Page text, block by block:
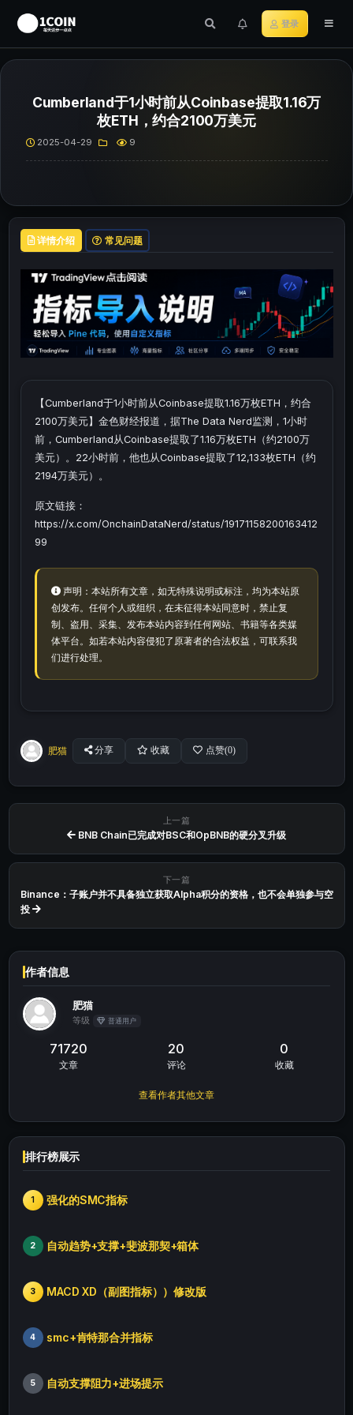
登录
Cumberland于1小时前从Coinbase提取1.16万
枚ETH，约合2100万美元
2025-04-29 9
详情介绍 常见问题
【Cumberland于1小时前从Coinbase提取1.16万枚ETH，约合
2100万美元】金色财经报道，据The Data Nerd监测，1小时
前，Cumberland从Coinbase提取了1.16万枚ETH（约2100万
美元）。22小时前，他也从Coinbase提取了12,133枚ETH（约
2194万美元）。
原文链接：
https://x.com/OnchainDataNerd/status/19171158200163412
99
声明：本站所有文章，如无特殊说明或标注，均为本站原
创发布。任何个人或组织，在未征得本站同意时，禁止复
制、盗用、采集、发布本站内容到任何网站、书籍等各类媒
体平台。如若本站内容侵犯了原著者的合法权益，可联系我
们进行处理。
肥猫 分享 收藏 点赞(0)
上一篇
BNB Chain已完成对BSC和OpBNB的硬分叉升级
下一篇
Binance：子账户并不具备独立获取Alpha积分的资格，也不会单独参与空
投
作者信息
肥猫
等级 普通用户
71720
文章
20
评论
0
收藏
查看作者其他文章
排行榜展示
1 强化的SMC指标
2 自动趋势+支撑+斐波那契+箱体
3 MACD XD（副图指标））修改版
4 smc+肯特那合并指标
5 自动支撑阻力+进场提示